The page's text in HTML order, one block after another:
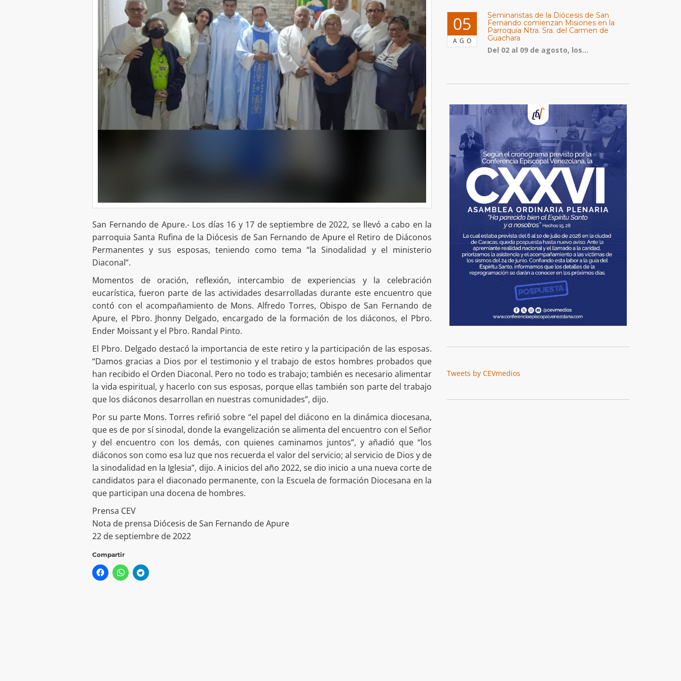
San Fernando de Apure.- Los días 16 y 17 de septiembre de 2022, se llevó a cabo en la
parroquia Santa Rufina de la Diócesis de San Fernando de Apure el Retiro de Diáconos
Permanentes y sus esposas, teniendo como tema “la Sinodalidad y el ministerio
Diaconal”.
Momentos de oración, reflexión, intercambio de experiencias y la celebración
eucarística, fueron parte de las actividades desarrolladas durante este encuentro que
contó con el acompañamiento de Mons. Alfredo Torres, Obispo de San Fernando de
Apure, el Pbro. Jhonny Delgado, encargado de la formación de los diáconos, el Pbro.
Ender Moissant y el Pbro. Randal Pinto.
El Pbro. Delgado destacó la importancia de este retiro y la participación de las esposas.
“Damos gracias a Dios por el testimonio y el trabajo de estos hombres probados que
han recibido el Orden Diaconal. Pero no todo es trabajo; también es necesario alimentar
la vida espiritual, y hacerlo con sus esposas, porque ellas también son parte del trabajo
que los diáconos desarrollan en nuestras comunidades”, dijo.
Por su parte Mons. Torres refirió sobre “el papel del diácono en la dinámica diocesana,
que es de por sí sinodal, donde la evangelización se alimenta del encuentro con el Señor
y del encuentro con los demás, con quienes caminamos juntos”, y añadió que “los
diáconos son como esa luz que nos recuerda el valor del servicio; al servicio de Dios y de
la sinodalidad en la Iglesia”, dijo. A inicios del año 2022, se dio inicio a una nueva corte de
candidatos para el diaconado permanente, con la Escuela de formación Diocesana en la
que participan una docena de hombres.
Prensa CEV
Nota de prensa Diócesis de San Fernando de Apure
22 de septiembre de 2022
Compartir
05
AGO
Seminaristas de la Diócesis de San
Fernando comienzan Misiones en la
Parroquia Ntra. Sra. del Carmen de
Guachara
Del 02 al 09 de agosto, los...
Tweets by CEVmedios